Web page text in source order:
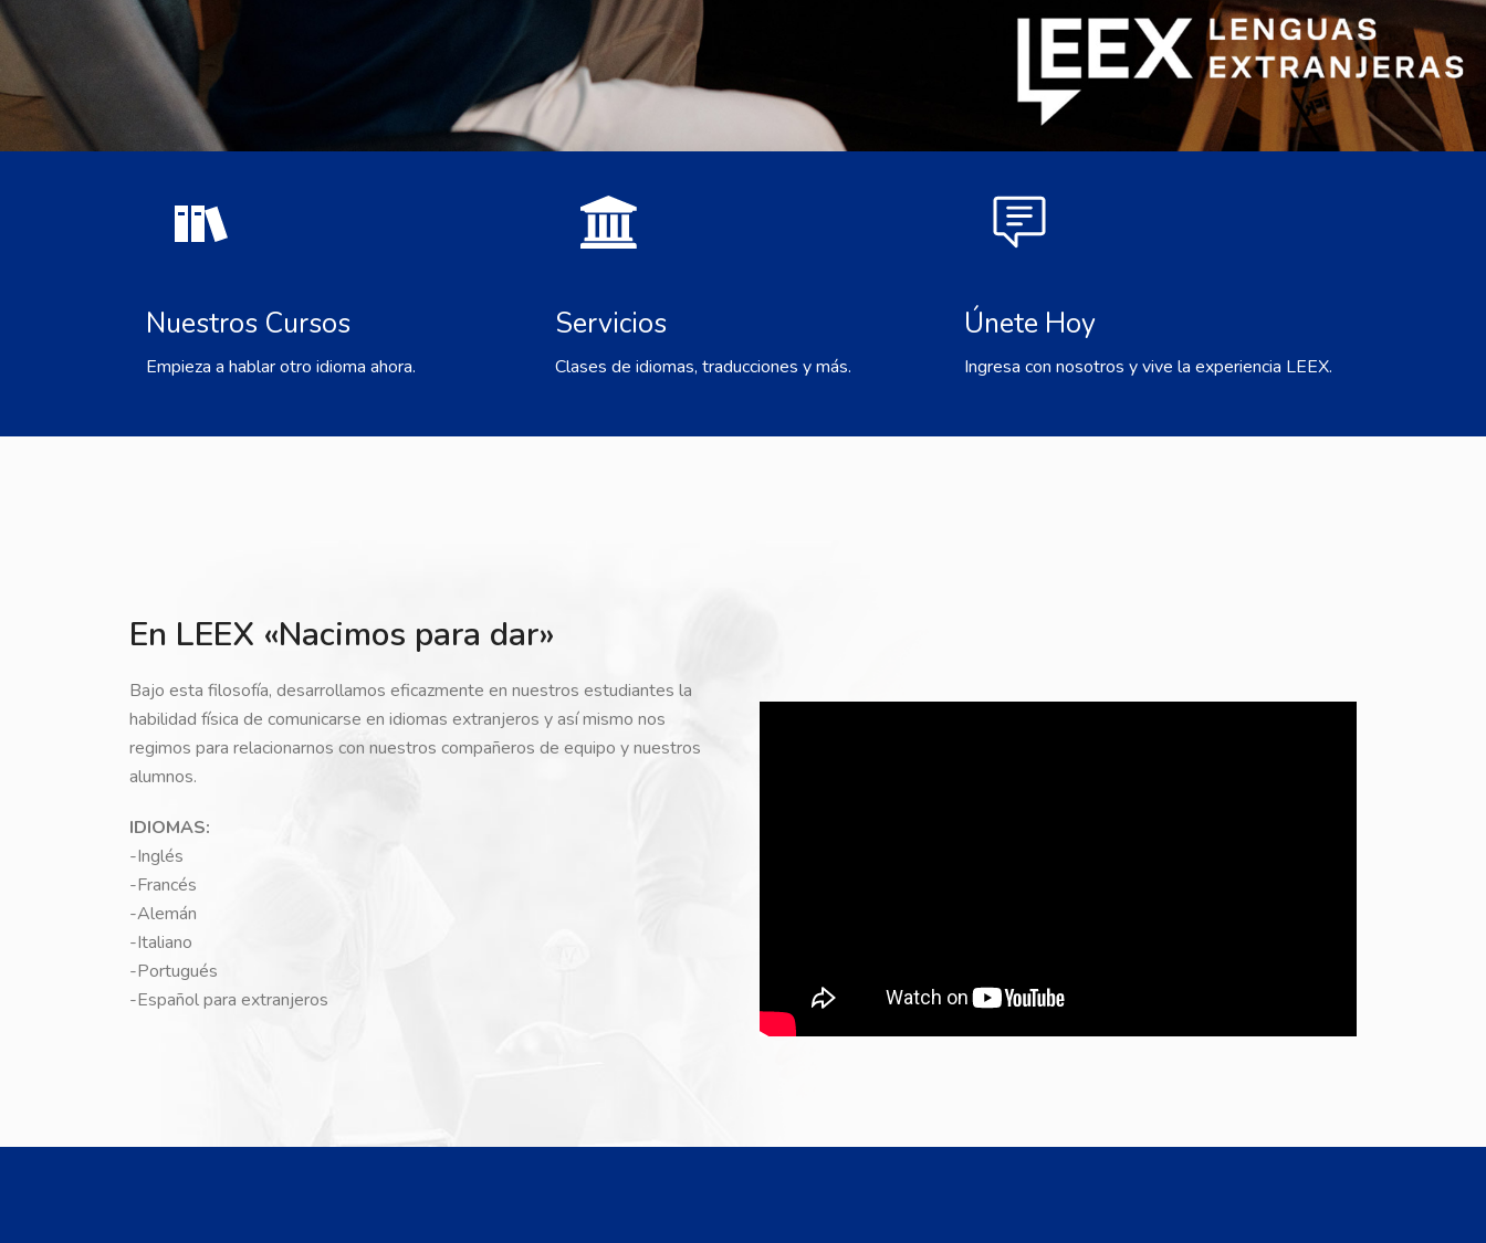
Nuestros Cursos
Empieza a hablar otro idioma ahora.
Servicios
Clases de idiomas, traducciones y más.
Únete Hoy
Ingresa con nosotros y vive la experiencia LEEX.
En LEEX «Nacimos para dar»
Bajo esta filosofía, desarrollamos eficazmente en nuestros estudiantes la
habilidad física de comunicarse en idiomas extranjeros y así mismo nos
regimos para relacionarnos con nuestros compañeros de equipo y nuestros
alumnos.
IDIOMAS:
-Inglés
-Francés
-Alemán
-Italiano
-Portugués
-Español para extranjeros